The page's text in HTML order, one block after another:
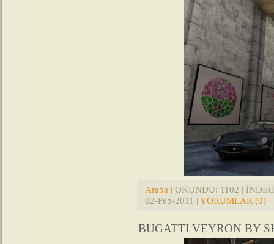
Araba | OKUNDU: 1102 |
02-Feb-2011 | YORUMLAR (0)
BUGATTI VEYRON BY